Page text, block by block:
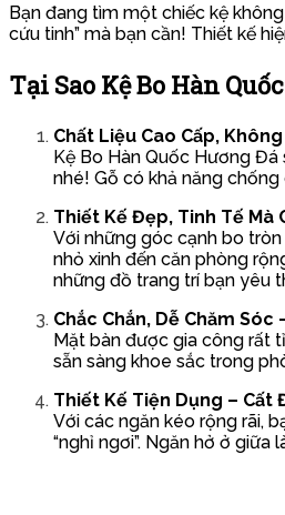
Bạn đang tìm một chiếc kệ
cứu tinh” mà bạn cần! Thiết kế
Tại Sao Kệ Bo Hàn
Chất Liệu Cao Cấp,
Kệ Bo Hàn Quốc Hương
nhé! Gỗ có khả năng
Thiết Kế Đẹp, Tinh Tế Mà
Với những góc cạnh bo
nhỏ xinh đến căn phòng
những đồ trang trí bạn yêu
Chắc Chắn, Dễ Chăm Sóc
Mặt bàn được gia công rất
sẵn sàng khoe sắc trong
Thiết Kế Tiện Dụng – Cất
Với các ngăn kéo rộng rãi,
“nghỉ ngơi”. Ngăn hở ở